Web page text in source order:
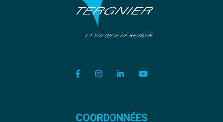
Lien vers le compte Facebook
Lien vers le compte Instagram
Lien vers le compte
Lien vers la chaîne
COORDONNÉES